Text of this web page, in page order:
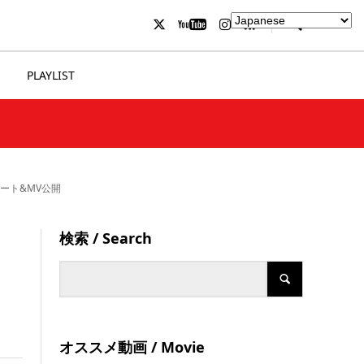
PLAYLIST
ト&MV公開
検索 / Search
オススメ動画 / Movie